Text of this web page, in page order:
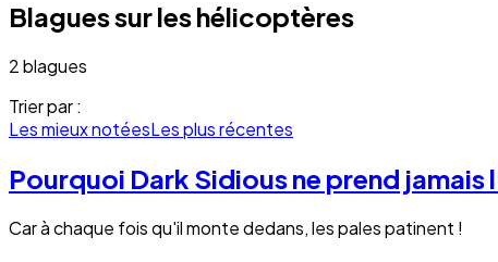
Blagues sur leshélicoptères
2 blagues
Trier par :
Les mieux notéesLes plus récentes
Pourquoi Dark Sidious ne prend
Car à chaque fois qu'il monte dedans, les pales patinent !